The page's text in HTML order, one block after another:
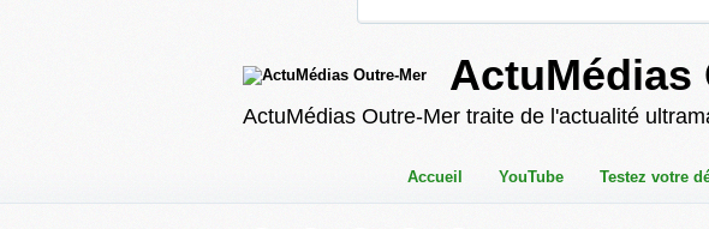
ActuMédias
ActuMédias Outre-Mer traite de l'actualité
Accueil YouTube Testez votre